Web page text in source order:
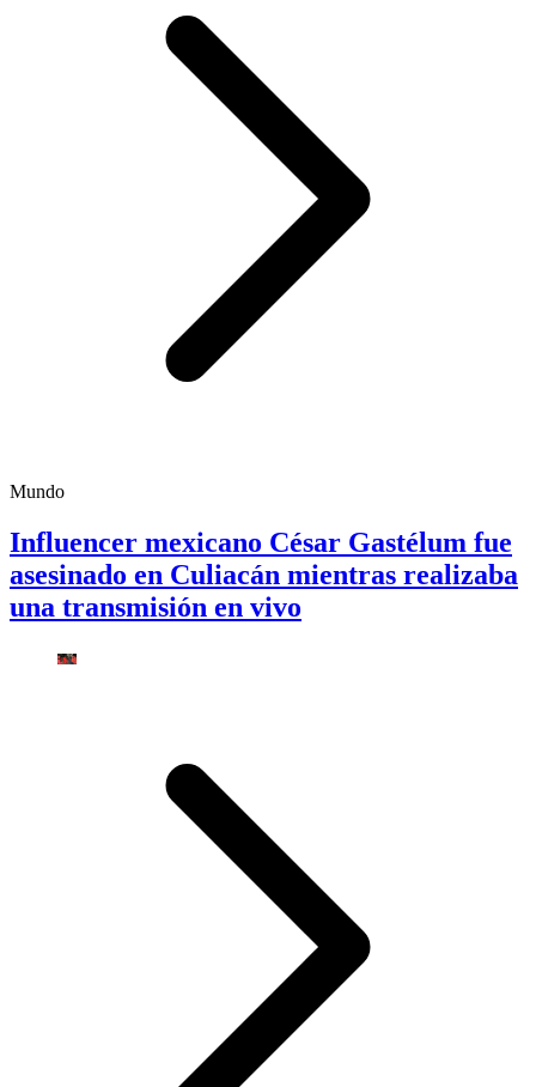
Mundo
Influencer mexicano César Gastélum fue
asesinado en Culiacán mientras realizaba
una transmisión en vivo